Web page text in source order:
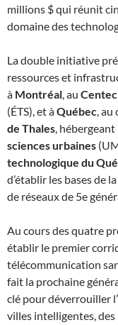
millions $ qui réunit
domaine des
La double initiative
ressources et
à Montréal, au
(ÉTS), et àQuébec, au
de Thales, hébergeant
sciences urbaines
technologique du
d’établir les bases de
de réseaux de 5e
Au cours des quatre
établir le premier
télécommunication
fait la prochaine
clé pour déverrouiller
villes intelligentes,